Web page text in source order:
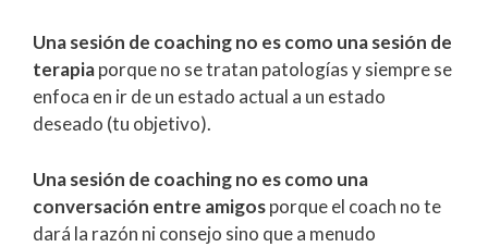
Una sesión de coaching no es como una sesión de
terapiaporque no se tratan patologías y siempre se
enfoca en ir de un estado actual a un estado
deseado (tu objetivo).
Una sesión de coaching no es como una
conversación entre amigosporque el coach no te
dará la razón ni consejo sino que a menudo